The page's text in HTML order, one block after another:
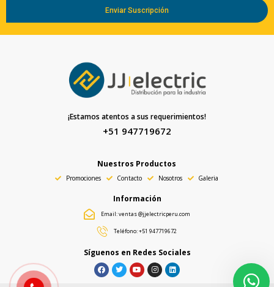
Enviar Suscripción
¡Estamos atentos a sus requerimientos!
+51 947719672
Nuestros Productos
Promociones Contacto Nosotros Galeria
Información
Email: ventas @jjelectricperu.com
Teléfono: +51 947719672
Síguenos en Redes Sociales